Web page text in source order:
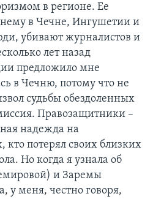
в регионе. Ее
в Чечне, Ингушетии и
убивают журналистов и
лет назад
предложило мне
в Чечню, потому что не
судьбы обездоленных
Правозащитники –
надежда на
кто потерял своих близких
Но когда я узнала об
и Заремы
у меня, честно говоря,